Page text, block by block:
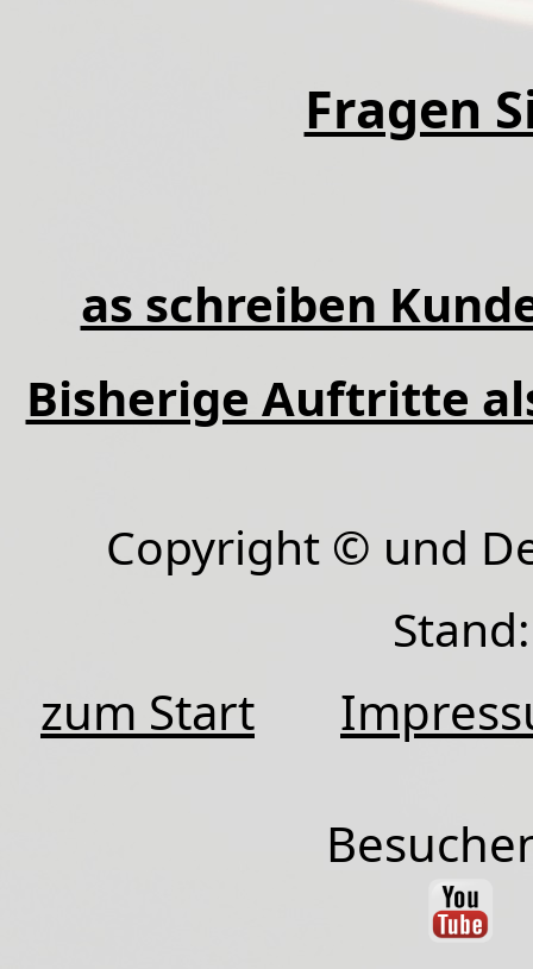
Fragen
as schreiben
Bisherige Auftritte
Copyright © und
zum Start